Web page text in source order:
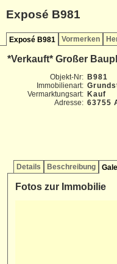
Exposé B981
Exposé B981 Vormerken
*Verkauft* Großer
Objekt-Nr: B981
Immobilienart:
Vermarktungsart: Kauf
Adresse: 63755
Details Beschreibung
Fotos zur Immobilie